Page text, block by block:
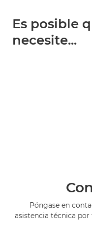
Es posible
necesite...
Póngase en
asistencia técnica